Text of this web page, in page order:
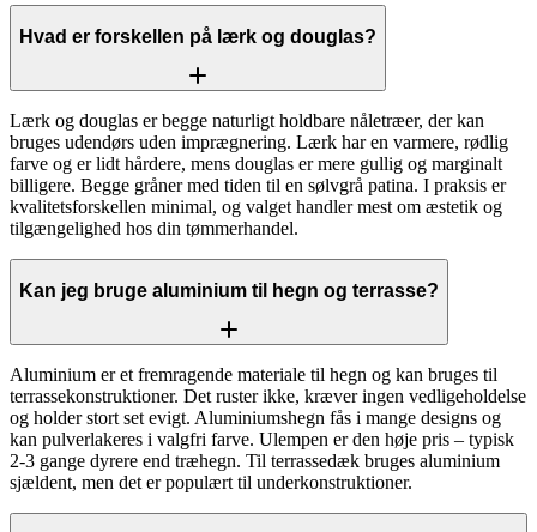
Hvad er forskellen på lærk og douglas?
Lærk og douglas er begge naturligt holdbare nåletræer, der kan
bruges udendørs uden imprægnering. Lærk har en varmere, rødlig
farve og er lidt hårdere, mens douglas er mere gullig og marginalt
billigere. Begge gråner med tiden til en sølvgrå patina. I praksis er
kvalitetsforskellen minimal, og valget handler mest om æstetik og
tilgængelighed hos din tømmerhandel.
Kan jeg bruge aluminium til hegn og terrasse?
Aluminium er et fremragende materiale til hegn og kan bruges til
terrassekonstruktioner. Det ruster ikke, kræver ingen vedligeholdelse
og holder stort set evigt. Aluminiumshegn fås i mange designs og
kan pulverlakeres i valgfri farve. Ulempen er den høje pris – typisk
2-3 gange dyrere end træhegn. Til terrassedæk bruges aluminium
sjældent, men det er populært til underkonstruktioner.